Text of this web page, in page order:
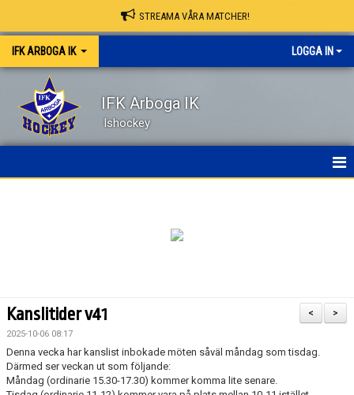
STREAMA VÅRA MATCHER!
IFK ARBOGA IK LOGGA IN
IFK Arboga IK
Ishockey
KALENDER
DOKUMENT
>
<
Kanslitider v41
2025-10-06 08:17
Denna vecka har kanslist inbokade möten såväl måndag som tisdag.
Därmed ser veckan ut som följande:
Måndag (ordinarie 15.30-17.30) kommer komma lite senare.